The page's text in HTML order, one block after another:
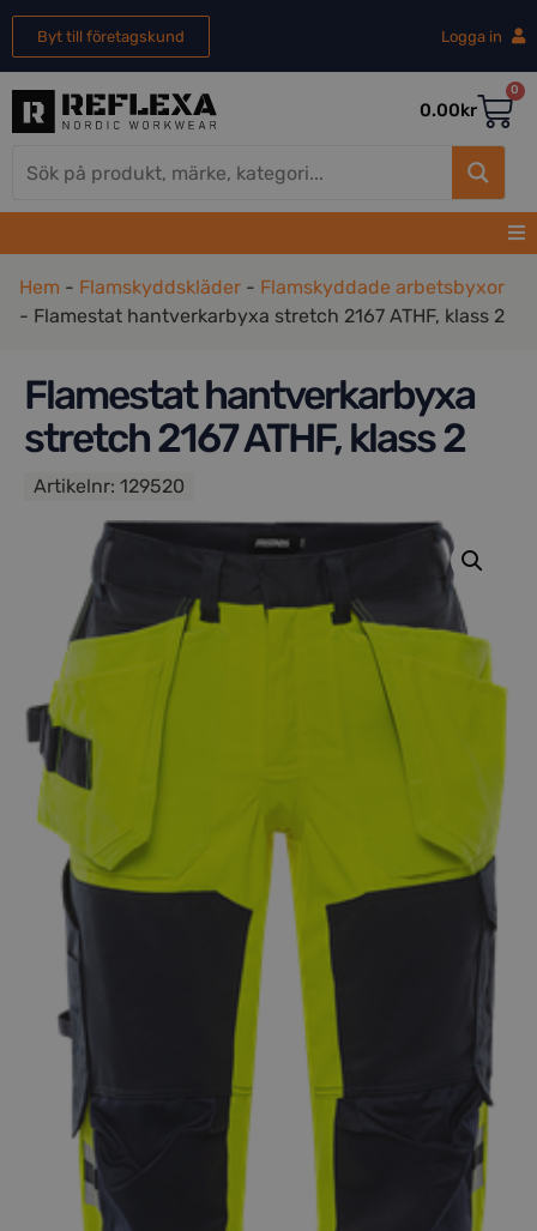
Byt till företagskund Logga in
0.00kr
0
Hem - Flamskyddskläder - Flamskyddade arbetsbyxor
- Flamestat hantverkarbyxa stretch 2167 ATHF, klass 2
Flamestat hantverkarbyxa
stretch 2167 ATHF, klass 2
Artikelnr: 129520